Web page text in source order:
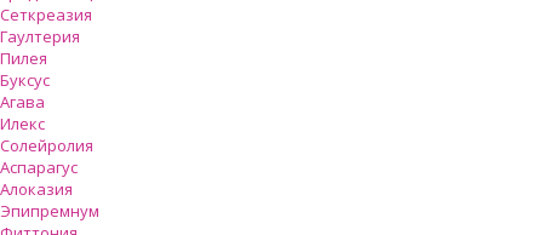
Сеткреазия
Гаултерия
Пилея
Буксус
Агава
Илекс
Солейролия
Аспарагус
Алоказия
Эпипремнум